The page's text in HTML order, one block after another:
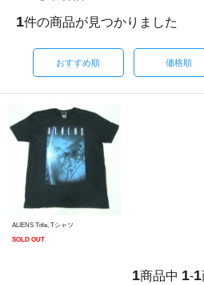
1件の商品が見つかりました
おすすめ順 価格順
ALIENS Title, Tシャツ
SOLD OUT
1商品中 1-1